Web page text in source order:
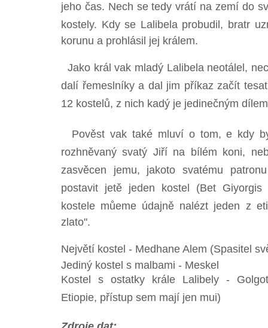
jeho čas. Nech se tedy vrátí na zemí do
kostely. Kdy se Lalibela probudil, bratr
korunu a prohlásil jej králem.
Jako král vak mladý Lalibela neotálel,
dalí řemeslníky a dal jim příkaz začít
12 kostelů, z nich kadý je jedinečným
Pověst vak také mluví o tom, e kdy
rozhněvaný svatý Jiří na bílém koni,
zasvěcen jemu, jakoto svatému
postavit jetě jeden kostel (Bet
kostele můeme údajně nalézt jeden z
zlato".
Největí kostel - Medhane Alem (Spasitel
Jediný kostel s malbami - Meskel
Kostel s ostatky krále Lalibely -
Etiopie, přístup sem mají jen mui)